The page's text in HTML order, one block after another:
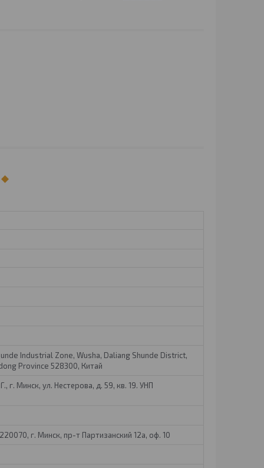
Industrial Zone, Wusha, Daliang Shunde District,
Province 528300, Китай
г. Минск, ул. Нестерова, д. 59, кв. 19. УНП
г. Минск, пр-т Партизанский 12а, оф. 10